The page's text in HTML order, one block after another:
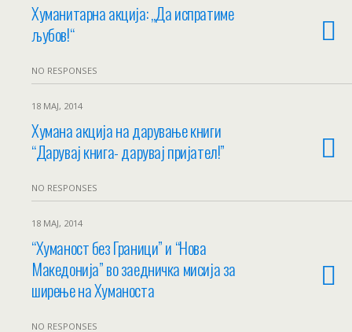
Хуманитарна акција: „Да испратиме
љубов!“
NO RESPONSES
18 МАЈ, 2014
Хумана акција на дарување книги
“Дарувај книга- дарувај пријател!”
NO RESPONSES
18 МАЈ, 2014
“Хуманост без Граници” и “Нова
Македонија” во заедничка мисија за
ширење на Хуманоста
NO RESPONSES